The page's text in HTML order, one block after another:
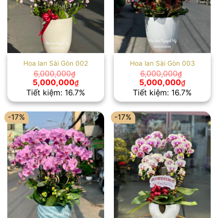
Hoa lan Sài Gòn 002
6,000,000₫
Giá
gốc
là:
6,000,000₫.
5,000,000₫Giá
hiện
tại
là:
5,000,000₫.
Tiết kiệm: 16.7%
Hoa lan Sài Gòn 003
6,000,000₫
Giá
gốc
là:
6,000,000₫.
5,000,000₫Giá
hiện
tại
là:
Tiết kiệm: 16.7%
-17% -17%